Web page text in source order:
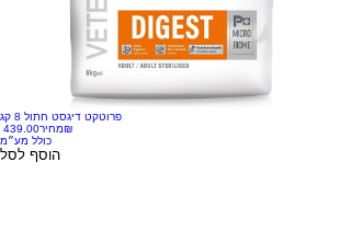
פרוטקט דיגסט חתול 8 קג
מחיר‏439.00 ‏₪
כולל מע״מ
הוסף לסל